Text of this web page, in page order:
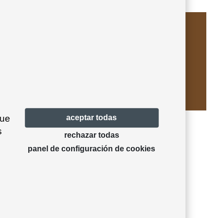
Mint turquoise 52 Olive brown 23
aceptar todas
rechazar todas
panel de configuración de cookies